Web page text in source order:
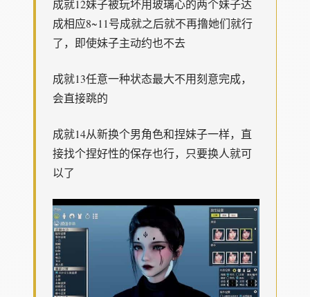
成就12妹子被玩坏用玻璃心的两个妹子达
成相应8~11号成就之后就不再撸她们就行
了，即使妹子主动约也不去
成就13任意一种状态最大不用刻意完成，
会直接跳的
成就14从新换个男角色和捏妹子一样，直
接找个捏好性的保存也行，只要换人就可
以了